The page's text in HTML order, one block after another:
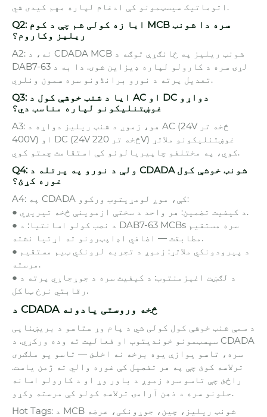
اتوماتیک سیسټمونو کې ادغام لپاره مهم کیدی شي.
Q2: ایا زه کولی شم چې د کوم MCB سره دا شونټ
ریلیز وکاروم؟
A2: نه، د CDADA MCB شونټ ریلیز په ځانګړې توګه د
DAB7-63 لړۍ سره د کارولو لپاره ډیزاین شوی. دا به د
تعدیل پرته د نورو برانڈونو سره سمون ونلري.
Q3: ایا د شنټ خوشې کول د AC او DC دواړو
غوښتنلیکونو لپاره مناسب دي؟
A3: هو، زموږ د شنټ ریلیز دواړه د AC (24V څخه تر
400V) او DC (24V څخه تر 220V) غوښتنلیکونو ملاتړ
کوي، په مختلفو چاپیریالونو کې استقامت چمتو کوي.
Q4: ولې د نورو په پرتله د CDADA شونټ خوشې کول
غوره کړئ؟
A4: په CDADA کې، موږ لومړیتوب ورکوو:
● د کیفیت تضمین: هر واحد د سختې ازموینې څخه تیریږي.
● د نصب کولو اسانتیا: د DAB7-63 MCBs سره مستقیم
مطابقت — اضافي اډاپټرونو ته اړتیا نشته.
● د پیرودونکي ملاتړ: زموږ د تجربه لرونکي ټیم مستقیم
مرسته.
● د لګښت اغېزمنتوب: د کیفیت سره د جوړجاړي پرته د
رقابتي نرخ ټاکل.
د CDADA څخه وروستی یادونه
د سمې شنټ خوشې کول کولی شي د پام وړ ستاسو د بریښنایی
سیسټمونو خوندیتوب او فعالیت ته وده ورکړي. د CDADA
سره، تاسو یوازې یوه برخه نه اخلئ — تاسو یو ملګری
ترلاسه کوئ چې په هر تفصیل کې غوره والي ته ژمن یاست.
راځئ چې تاسو سره زموږ د باور وړ او د کارولو اسانه
حلونو سره د ذهن آرامۍ ترلاسه کولو کې مرسته وکړو.
Hot Tags: د MCB شونټ ریلیز، چین، جوړونکی، عرضه